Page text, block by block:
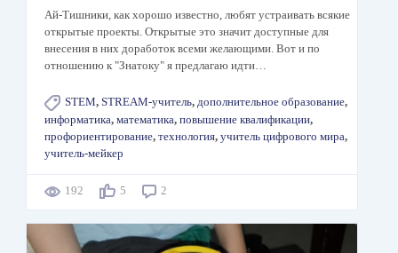
Ай-Тишники, как хорошо известно, любят устраивать всякие
открытые проекты. Открытые это значит доступные для
внесения в них доработок всеми желающими. Вот и по
отношению к "Знатоку" я предлагаю идти…
STEM, STREAM-учитель, дополнительное образование,
информатика, математика, повышение квалификации,
профориентирование, технология, учитель цифрового мира,
учитель-мейкер
192 5 2